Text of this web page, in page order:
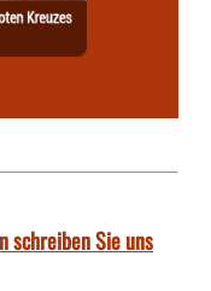
schreiben Sie uns